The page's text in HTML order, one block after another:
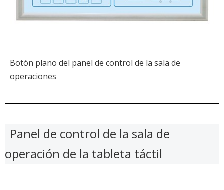
Botón plano del panel de control de la sala de
operaciones
Panel de control de la sala de
operación de la tableta táctil